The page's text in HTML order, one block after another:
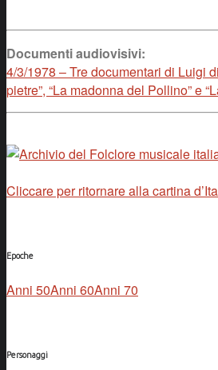
Documenti audiovisivi:
4/3/1978 – Tre documentari di Luigi
pietre”, “La madonna del Pollino” e
Cliccare per ritornare alla cartina
Epoche
Anni 50Anni 60Anni 70
Personaggi